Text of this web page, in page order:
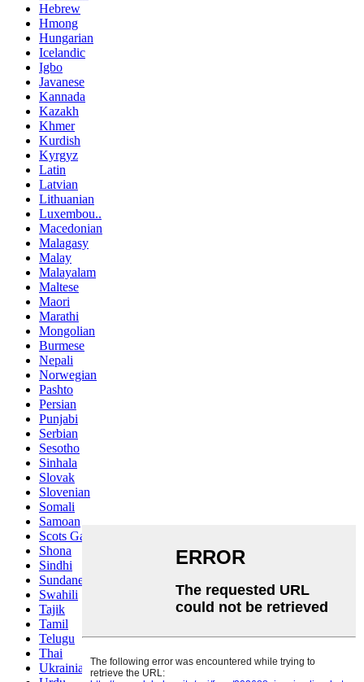
Hebrew
Hmong
Hungarian
Icelandic
Igbo
Javanese
Kannada
Kazakh
Khmer
Kurdish
Kyrgyz
Latin
Latvian
Lithuanian
Luxembou..
Macedonian
Malagasy
Malay
Malayalam
Maltese
Maori
Marathi
Mongolian
Burmese
Nepali
Norwegian
Pashto
Persian
Punjabi
Serbian
Sesotho
Sinhala
Slovak
Slovenian
Somali
Samoan
Scots Gaelic
Shona
Sindhi
Sundanese
Swahili
Tajik
Tamil
Telugu
Thai
Ukrainian